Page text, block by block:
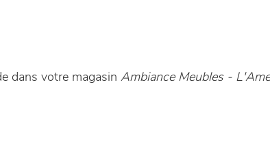
dans votre magasin Ambiance Meubles -